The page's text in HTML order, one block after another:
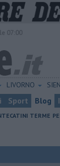
LIVORNO
Sport Blog
TERME